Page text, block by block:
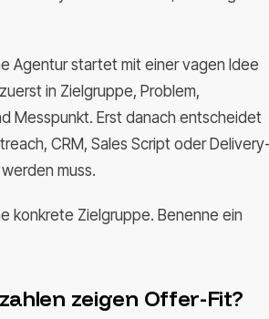
Agentur startet mit einer vagen Idee
in Zielgruppe, Problem,
Messpunkt. Erst danach entscheidet
CRM, Sales Script oder
muss.
konkrete Zielgruppe. Benenne ein
zeigen Offer-Fit?